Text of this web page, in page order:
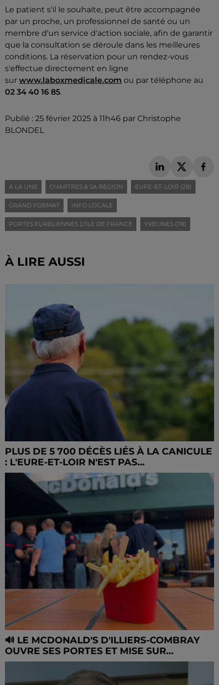
Le patient s'il le souhaite, peut être accompagnée
par un proche, un professionnel de santé ou un
membre d'un service d'action sociale, afin de garantir
que la consultation se déroule dans les meilleures
conditions. La réservation pour un rendez-vous
s'effectue directement en ligne
sur www.laboxmedicale.com ou par téléphone au
02 34 40 16 85.
Publié : 25 février 2025 à 11h46 par Christophe
BLONDEL
A LA UNE CHARTRES & SA RÉGION EURE-ET-LOIR (28)
GRAND FORMAT INFO LOCALE
PORTES EURÉLIENNES D'ÎLE DE FRANCE YVELINES (78)
À LIRE AUSSI
PLUS DE 5 700 DÉCÈS LIÉS À LA CANICULE
: L'EURE-ET-LOIR N'EST PAS...
🔊 LE MCDONALD'S D'ILLIERS-COMBRAY
OUVRE SES PORTES ET MISE SUR...